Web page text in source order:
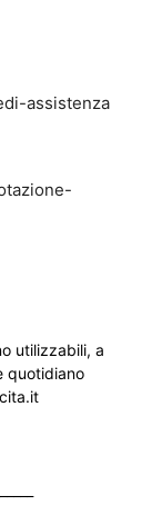
assistenza
utilizzabili, a
quotidiano